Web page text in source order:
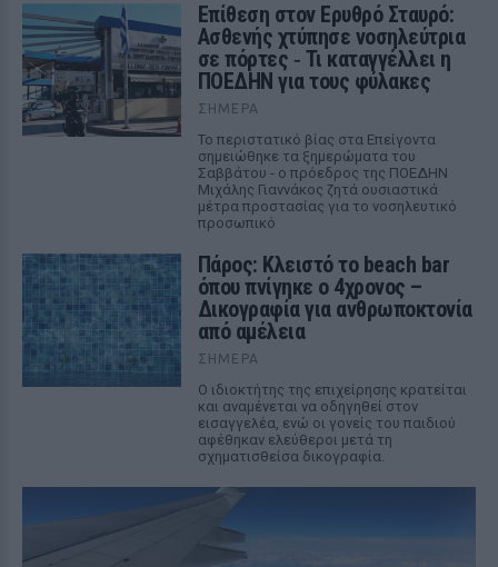
Επίθεση στον Ερυθρό Σταυρό:
Ασθενής χτύπησε νοσηλεύτρια
σε πόρτες ‑ Τι καταγγέλλει η
ΠΟΕΔΗΝ για τους φύλακες
ΣΉΜΕΡΑ
Το περιστατικό βίας στα Επείγοντα
σημειώθηκε τα ξημερώματα του
Σαββάτου - ο πρόεδρος της ΠΟΕΔΗΝ
Μιχάλης Γιαννάκος ζητά ουσιαστικά
μέτρα προστασίας για το νοσηλευτικό
προσωπικό
Πάρος: Κλειστό το beach bar
όπου πνίγηκε ο 4χρονος –
Δικογραφία για ανθρωποκτονία
από αμέλεια
ΣΉΜΕΡΑ
Ο ιδιοκτήτης της επιχείρησης κρατείται
και αναμένεται να οδηγηθεί στον
εισαγγελέα, ενώ οι γονείς του παιδιού
αφέθηκαν ελεύθεροι μετά τη
σχηματισθείσα δικογραφία.